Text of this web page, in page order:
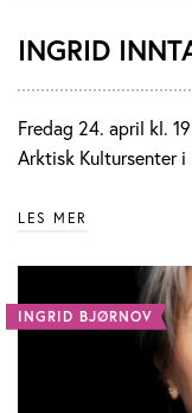
INGRID
Fredag 24. april kl.
Arktisk Kultursenter
LES MER
INGRID BJØRNOV